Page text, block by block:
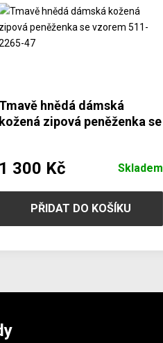
Tmavě hnědá dámská
kožená zipová peněženka se
1 300 Kč Skladem
PŘIDAT DO KOŠÍKU